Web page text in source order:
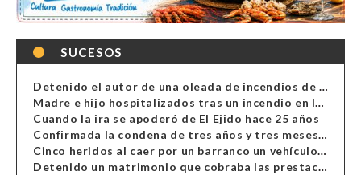
SUCESOS
Detenido el autor de una oleada de incendios de contenedores en Almería
Madre e hijo hospitalizados tras un incendio en la cocina de una vivienda en Almería
Cuando la ira se apoderó de El Ejido hace 25 años
Confirmada la condena de tres años y tres meses al hombre de Antas acusado de xenofobia
Cinco heridos al caer por un barranco un vehículo en Alcolea
Detenido un matrimonio que cobraba las prestaciones de ilegales en Almería, Granada, Málaga, Huelva y Murcia